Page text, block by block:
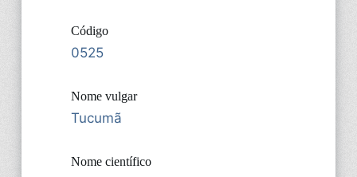
Código
0525
Nome vulgar
Tucumã
Nome científico